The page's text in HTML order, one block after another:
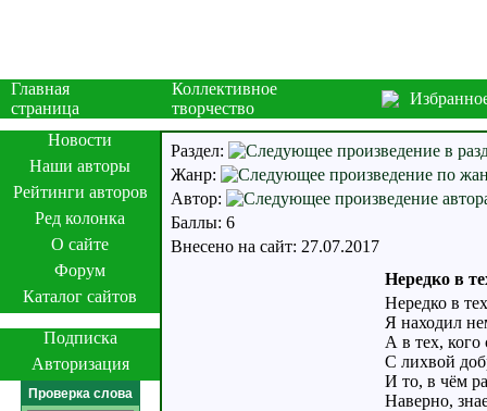
Главная
страница
Коллективное
творчество
Новости
Наши авторы
Рейтинги авторов
Ред колонка
О сайте
Форум
Каталог сайтов
Подписка
Авторизация
Проверка слова
Раздел:
Жанр:
Автор:
Баллы: 6
Внесено на сайт: 27.07.2017
Нередко в
Нередко в
Я находил
А в тех,
С лихвой
И то, в чём
Наверно,